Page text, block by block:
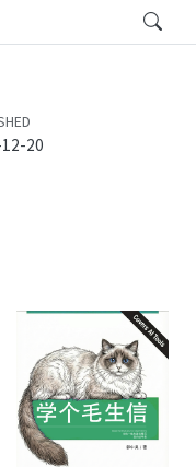
20